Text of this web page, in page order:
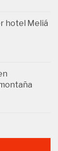
hotel Meliá